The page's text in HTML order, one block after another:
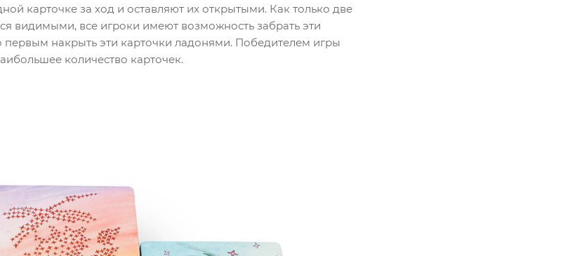
карточке за ход и оставляют их открытыми. Как только две
видимыми, все игроки имеют возможность забрать эти
первым накрыть эти карточки ладонями. Победителем игры
количество карточек.